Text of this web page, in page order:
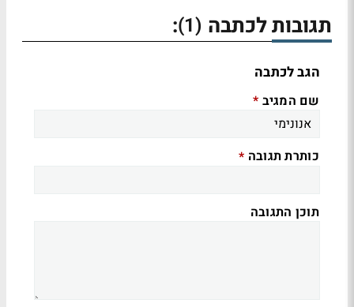
תגובות לכתבה (1)
:
הגב לכתבה
שם המגיב *
כותרת תגובה *
תוכן התגובה